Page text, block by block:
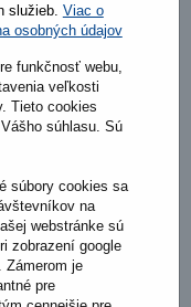
13:00 - 15:30
13:00 - 17:00
služieb. Viac o
osobných údajov
funkčnosť webu,
veľkosti
Tieto cookies
súhlasu. Sú
súbory cookies sa
na
webstránke sú
zobrazení google
Zámerom je
pre